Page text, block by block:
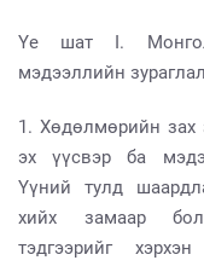
Үе шат I.
мэдээллийн
1. Хөдөлмөрийн зах
эх үүсвэр ба
Үүний тулд
хийх замаар
тэдгээрийг